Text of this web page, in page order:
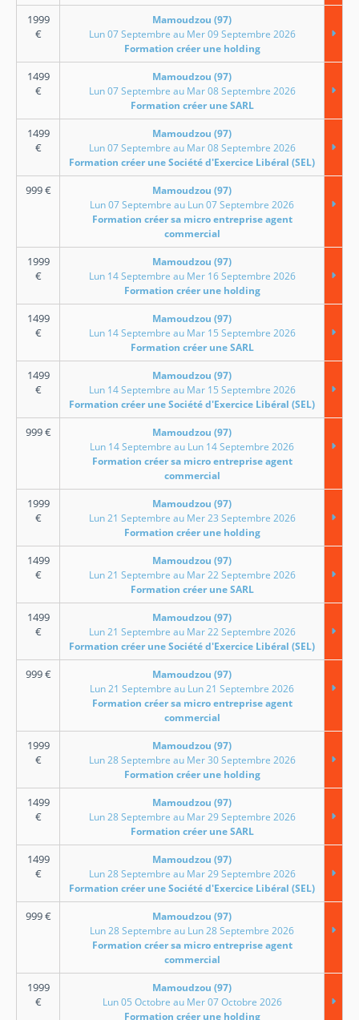
1999
€
Mamoudzou (97)
Lun 07 Septembre au Mer 09 Septembre 2026
Formation créer une holding
1499
€
Mamoudzou (97)
Lun 07 Septembre au Mar 08 Septembre 2026
Formation créer une SARL
1499
€
Mamoudzou (97)
Lun 07 Septembre au Mar 08 Septembre 2026
Formation créer une Société d'Exercice Libéral (SEL)
999€
Mamoudzou (97)
Lun 07 Septembre au Lun 07 Septembre 2026
Formation créer sa micro entreprise agent
commercial
1999
€
Mamoudzou (97)
Lun 14 Septembre au Mer 16 Septembre 2026
Formation créer une holding
1499
€
Mamoudzou (97)
Lun 14 Septembre au Mar 15 Septembre 2026
Formation créer une SARL
1499
€
Mamoudzou (97)
Lun 14 Septembre au Mar 15 Septembre 2026
Formation créer une Société d'Exercice Libéral (SEL)
999€
Mamoudzou (97)
Lun 14 Septembre au Lun 14 Septembre 2026
Formation créer sa micro entreprise agent
commercial
1999
€
Mamoudzou (97)
Lun 21 Septembre au Mer 23 Septembre 2026
Formation créer une holding
1499
€
Mamoudzou (97)
Lun 21 Septembre au Mar 22 Septembre 2026
Formation créer une SARL
1499
€
Mamoudzou (97)
Lun 21 Septembre au Mar 22 Septembre 2026
Formation créer une Société d'Exercice Libéral (SEL)
999€
Mamoudzou (97)
Lun 21 Septembre au Lun 21 Septembre 2026
Formation créer sa micro entreprise agent
commercial
1999
€
Mamoudzou (97)
Lun 28 Septembre au Mer 30 Septembre 2026
Formation créer une holding
1499
€
Mamoudzou (97)
Lun 28 Septembre au Mar 29 Septembre 2026
Formation créer une SARL
1499
€
Mamoudzou (97)
Lun 28 Septembre au Mar 29 Septembre 2026
Formation créer une Société d'Exercice Libéral (SEL)
999€
Mamoudzou (97)
Lun 28 Septembre au Lun 28 Septembre 2026
Formation créer sa micro entreprise agent
commercial
1999
€
Mamoudzou (97)
Lun 05 Octobre au Mer 07 Octobre 2026
Formation créer une holding